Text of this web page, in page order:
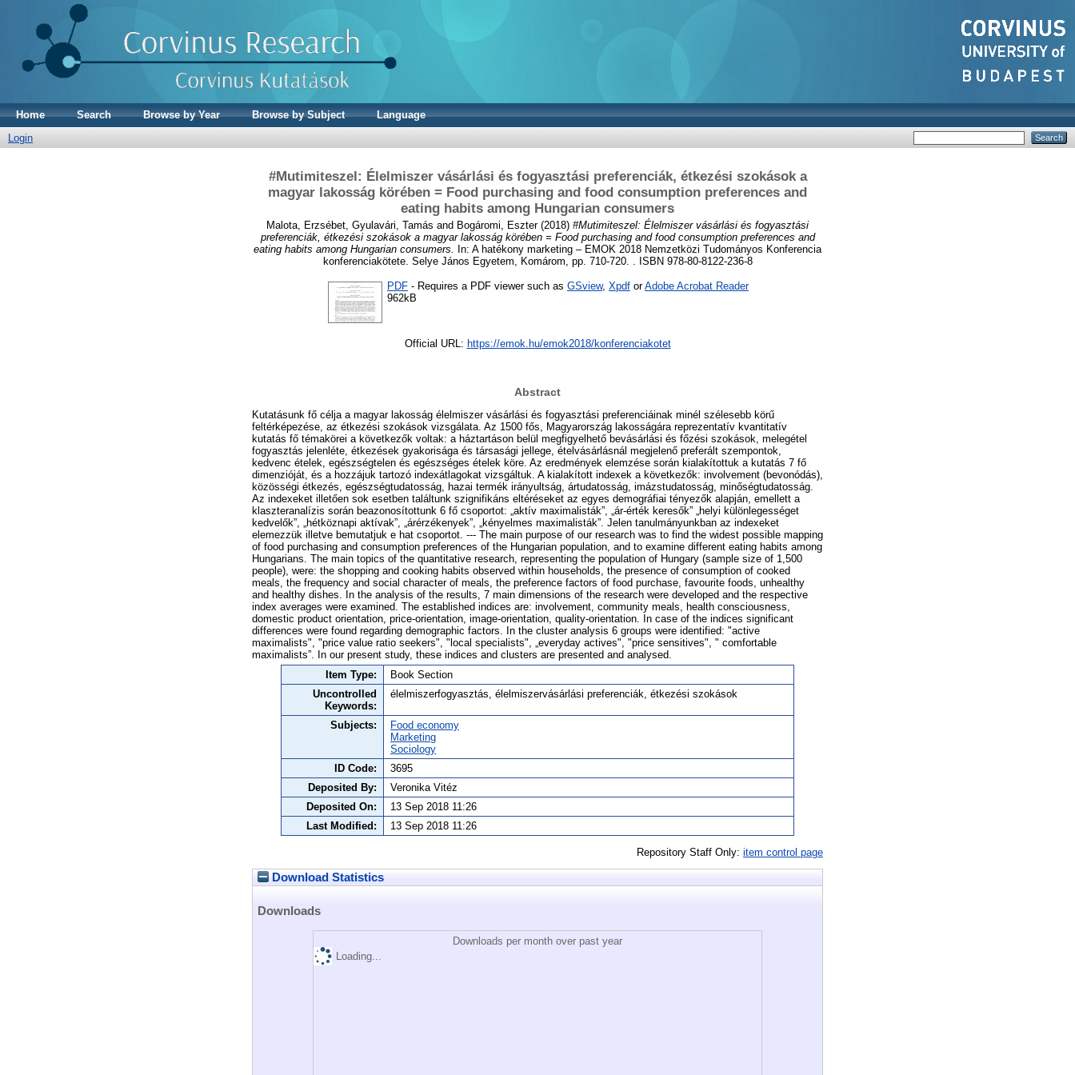
Home Search Browse by Year Browse by Subject
Language
Login
#Mutimiteszel: Élelmiszer vásárlási és fogyasztási preferenciák, étkezési szokások a
magyar lakosság körében = Food purchasing and food consumption preferences and
eating habits among Hungarian consumers
Malota, Erzsébet Gyulavári, Tamás and Bogáromi, Eszter(2018) #Mutimiteszel: Élelmiszer vásárlási és fogyasztási
preferenciák, étkezési szokások a magyar lakosság körében = Food purchasing and food consumption preferences and
eating habits among Hungarian consumers.
In: A hatékony marketing – EMOK 2018 Nemzetközi Tudományos Konferencia
konferenciakötete. Selye János Egyetem, Komárom, pp. 710-720. . ISBN 978-80-8122-236-8
PDF - Requires a PDF viewer such as GSview, Xpdf orAdobe Acrobat Reader
962kB
Official URL: https://emok.hu/emok2018/konferenciakotet
Abstract
Kutatásunk fő célja a magyar lakosság élelmiszer vásárlási és fogyasztási preferenciáinak minél szélesebb körű
feltérképezése, az étkezési szokások vizsgálata. Az 1500 fős, Magyarország lakosságára reprezentatív kvantitatív
kutatás fő témakörei a következők voltak: a háztartáson belül megfigyelhető bevásárlási és főzési szokások, melegétel
fogyasztás jelenléte, étkezések gyakorisága és társasági jellege, ételvásárlásnál megjelenő preferált szempontok,
kedvenc ételek, egészségtelen és egészséges ételek köre. Az eredmények elemzése során kialakítottuk a kutatás 7 fő
dimenzióját, és a hozzájuk tartozó indexátlagokat vizsgáltuk. A kialakított indexek a következők: involvement (bevonódás),
közösségi étkezés, egészségtudatosság, hazai termék irányultság, ártudatosság, imázstudatosság, minőségtudatosság.
Az indexeket illetően sok esetben találtunk szignifikáns eltéréseket az egyes demográfiai tényezők alapján, emellett a
klaszteranalízis során beazonosítottunk 6 fő csoportot: „aktív maximalisták”, „ár-érték keresők” „helyi különlegességet
kedvelők”, „hétköznapi aktívak”, „árérzékenyek”, „kényelmes maximalisták”. Jelen tanulmányunkban az indexeket
elemezzük illetve bemutatjuk e hat csoportot. --- The main purpose of our research was to find the widest possible mapping
of food purchasing and consumption preferences of the Hungarian population, and to examine different eating habits among
Hungarians. The main topics of the quantitative research, representing the population of Hungary (sample size of 1,500
people), were: the shopping and cooking habits observed within households, the presence of consumption of cooked
meals, the frequency and social character of meals, the preference factors of food purchase, favourite foods, unhealthy
and healthy dishes. In the analysis of the results, 7 main dimensions of the research were developed and the respective
index averages were examined. The established indices are: involvement, community meals, health consciousness,
domestic product orientation, price-orientation, image-orientation, quality-orientation. In case of the indices significant
differences were found regarding demographic factors. In the cluster analysis 6 groups were identified: "active
maximalists", "price value ratio seekers", "local specialists", „everyday actives", "price sensitives", " comfortable
maximalists”. In our present study, these indices and clusters are presented and analysed.
Item Type:
Book Section
Uncontrolled
Keywords:
élelmiszerfogyasztás, élelmiszervásárlási preferenciák, étkezési szokások
Subjects:
Food economy
Marketing
Sociology
ID Code:
3695
Deposited By:
Veronika Vitéz
Deposited On:
13 Sep 2018 11:26
Last Modified:
13 Sep 2018 11:26
Repository Staff Only: item control page
Download Statistics
Downloads
Downloads per month over past year
Loading...